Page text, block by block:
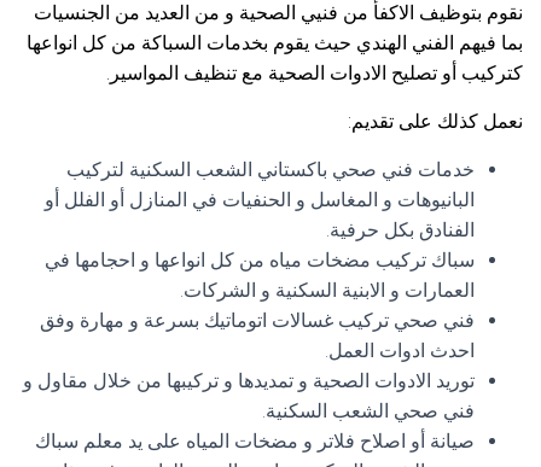
نقوم بتوظيف الاكفأ من فنيي الصحية و من العديد من الجنسيات
بما فيهم الفني الهندي حيث يقوم بخدمات السباكة من كل انواعها
كتركيب أو تصليح الادوات الصحية مع تنظيف المواسير.
نعمل كذلك على تقديم:
خدمات فني صحي باكستاني الشعب السكنية لتركيب
البانيوهات و المغاسل و الحنفيات في المنازل أو الفلل أو
الفنادق بكل حرفية.
سباك تركيب مضخات مياه من كل انواعها و احجامها في
العمارات و الابنية السكنية و الشركات.
فني صحي تركيب غسالات اتوماتيك بسرعة و مهارة وفق
احدث ادوات العمل.
توريد الادوات الصحية و تمديدها و تركيبها من خلال مقاول و
فني صحي الشعب السكنية.
صيانة أو اصلاح فلاتر و مضخات المياه على يد معلم سباك